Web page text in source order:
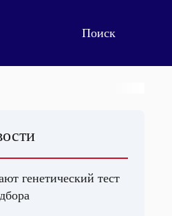
генетический тест